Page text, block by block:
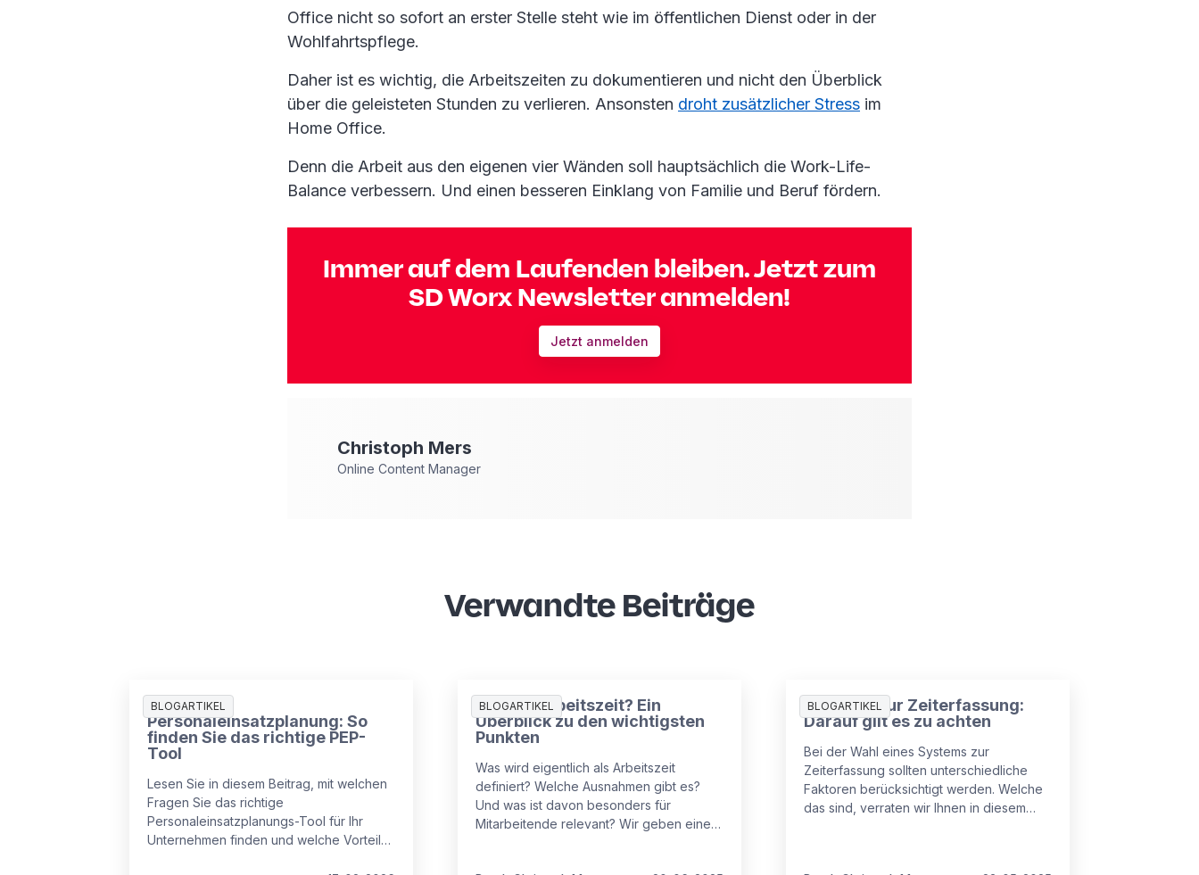
Office nicht so sofort an erster Stelle steht wie im öffentlichen Dienst oder in der
Wohlfahrtspflege.
Daher ist es wichtig, die Arbeitszeiten zu dokumentieren und nicht den Überblick
über die geleisteten Stunden zu verlieren. Ansonsten droht zusätzlicher Stress im
Home Office.
Denn die Arbeit aus den eigenen vier Wänden soll hauptsächlich die Work-Life-
Balance verbessern. Und einen besseren Einklang von Familie und Beruf fördern.
Immer auf dem Laufenden bleiben. Jetzt zum
SD Worx Newsletter anmelden!
Jetzt anmelden
Christoph Mers
Online Content Manager
Verwandte Beiträge
BLOGARTIKEL
Digitale
Personaleinsatzplanung: So
finden Sie das richtige PEP-
Tool
Lesen Sie in diesem Beitrag, mit welchen
Fragen Sie das richtige
Personaleinsatzplanungs-Tool für Ihr
Unternehmen finden und welche Vorteile
BLOGARTIKEL
Was ist Arbeitszeit? Ein
Überblick zu den wichtigsten
Punkten
Was wird eigentlich als Arbeitszeit
definiert? Welche Ausnahmen gibt es?
Und was ist davon besonders für
Mitarbeitende relevant? Wir geben einen
BLOGARTIKEL
Systeme zur Zeiterfassung:
Darauf gilt es zu achten
Bei der Wahl eines Systems zur
Zeiterfassung sollten unterschiedliche
Faktoren berücksichtigt werden. Welche
das sind, verraten wir Ihnen in diesem